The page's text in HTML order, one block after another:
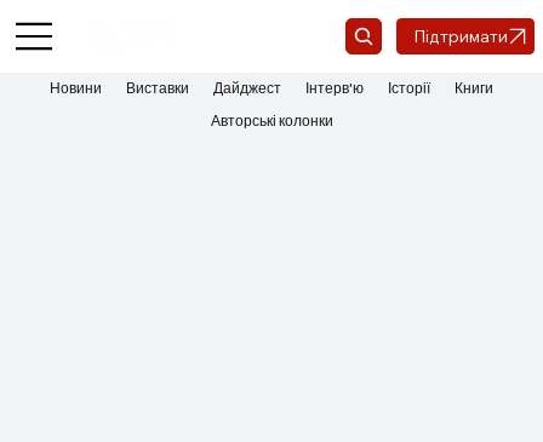
Підтримати
Новини Виставки Дайджест Інтерв'ю Історії
Книги
Авторські колонки